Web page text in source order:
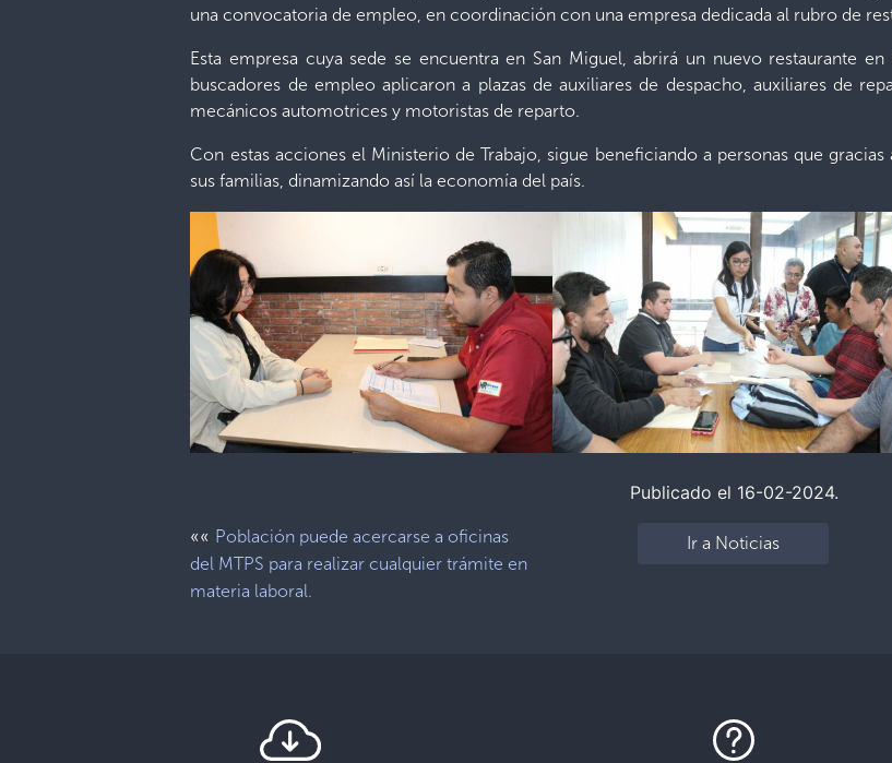
una convocatoria de empleo, en coordinación con una empresa dedicada al rubro de
Esta empresa cuya sede se encuentra en San Miguel, abrirá un nuevo restaurante
buscadores de empleo aplicaron a plazas de auxiliares de despacho, auxiliares de
mecánicos automotrices y motoristas de reparto.
Con estas acciones el Ministerio de Trabajo, sigue beneficiando a personas que
sus familias, dinamizando así la economía del país.
Publicado el 16-02-2024.
«« Población puede acercarse a oficinas
del MTPS para realizar cualquier trámite en
materia laboral.
Ir a Noticias